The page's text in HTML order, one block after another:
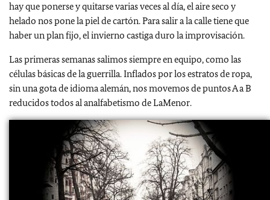
hay que ponerse y quitarse varias veces al día, el aire seco y
helado nos pone la piel de cartón. Para salir a la calle tiene que
haber un plan fijo, el invierno castiga duro la improvisación.
Las primeras semanas salimos siempre en equipo, como las
células básicas de la guerrilla. Inflados por los estratos de ropa,
sin una gota de idioma alemán, nos movemos de puntos A a B
reducidos todos al analfabetismo de LaMenor.